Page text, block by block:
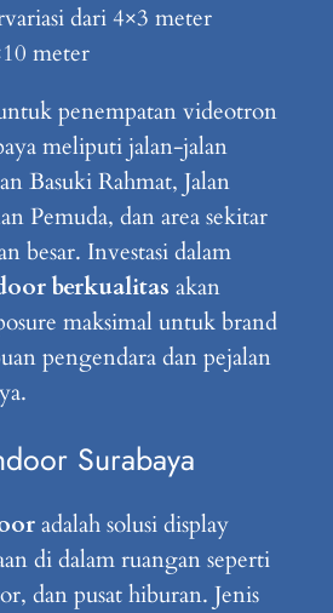
dari 4×3 meter
meter
penempatan videotron
meliputi jalan-jalan
Basuki Rahmat, Jalan
Pemuda, dan area sekitar
besar. Investasi dalam
berkualitas akan
maksimal untuk brand
pengendara dan pejalan
Surabaya
adalah solusi display
di dalam ruangan seperti
dan pusat hiburan. Jenis